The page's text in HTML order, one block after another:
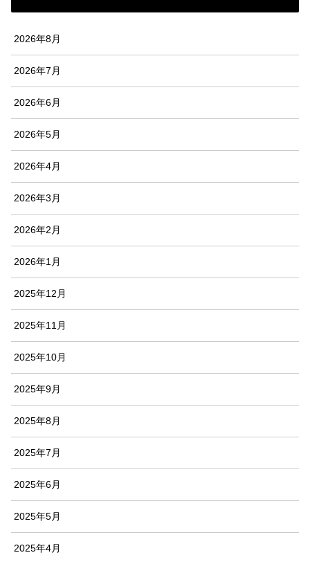
2026年8月
2026年7月
2026年6月
2026年5月
2026年4月
2026年3月
2026年2月
2026年1月
2025年12月
2025年11月
2025年10月
2025年9月
2025年8月
2025年7月
2025年6月
2025年5月
2025年4月